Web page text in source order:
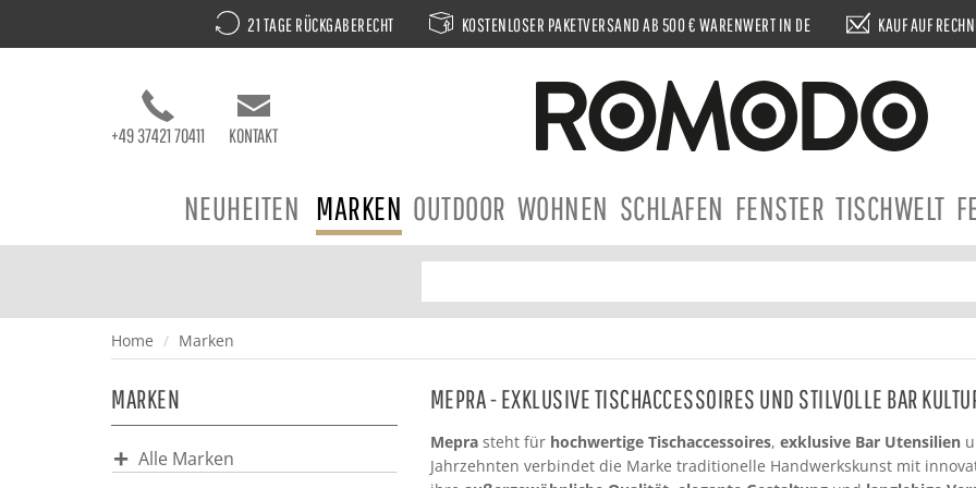
21 TAGE RÜCKGABERECHT KOSTENLOSER PAKETVERSAND AB 500 € WARENWERT IN DE KAUF AUF
+49 37421 70411 KONTAKT
NEUHEITEN MARKEN OUTDOOR WOHNEN SCHLAFEN FENSTER TISCHWELT
Home Marken
MARKEN
Alle Marken
MEPRA - EXKLUSIVE TISCHACCESSOIRES UND STILVOLLE BAR
Meprasteht für hochwertige Tischaccessoires, exklusive Bar Utensilien
Jahrzehnten verbindet die Marke traditionelle Handwerkskunst mit